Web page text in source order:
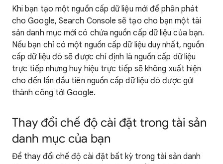
Khi bạn tạo một nguồn cấp dữ liệu mới để phân phát
cho Google, Search Console sẽ tạo cho bạn một tài
sản danh mục mới có chứa nguồn cấp dữ liệu của bạn.
Nếu bạn chỉ có một nguồn cấp dữ liệu duy nhất, nguồn
cấp dữ liệu đó sẽ được chỉ định là nguồn cấp dữ liệu
trực tiếp nhưng huy hiệu trực tiếp sẽ không xuất hiện
cho đến lần đầu tiên nguồn cấp dữ liệu đó được gửi
thành công tới Google.
Thay đổi chế độ cài đặt trong tài sản
danh mục của bạn
Để thay đổi chế độ cài đặt bất kỳ trong tài sản danh